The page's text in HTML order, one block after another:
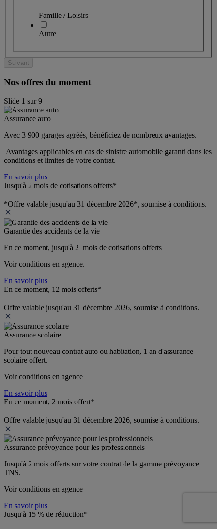
Famille / Loisirs
Autre
Suivant
Nos offres du moment
Slide 1 sur9
Assurance auto
Avec 3 900 garages agréés, bénéficiez de nombreux avantages.
Avantages applicables en cas de sinistre automobile garanti dans les
conditions et limites de votre contrat.
En savoir plus
Jusqu'à 2 mois de cotisations offerts*
*Offre valable jusqu'au 31 décembre 2026*, soumise à conditions.
Garantie des accidents de la vie
En ce moment, jusqu'à 2  mois de cotisations offerts
Voir conditions en agence.
En savoir plus
En ce moment, 12 mois offerts*
Offre valable jusqu'au 31 décembre 2026, soumise à conditions.
Assurance scolaire
Pour tout nouveau contrat auto ou habitation, 1 an d'assurance
scolaire offert.
Voir conditions en agence
En savoir plus
En ce moment, 2 mois offert*
Offre valable jusqu'au 31 décembre 2026, soumise à conditions.
Assurance prévoyance pour les professionnels
Jusqu'à 2 mois offerts sur votre contrat de la gamme prévoyance
TNS.
Voir conditions en agence
En savoir plus
Jusqu'à 15 % de réduction*